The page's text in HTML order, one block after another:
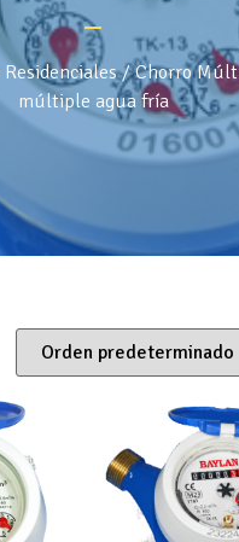
/Chorro
múltiple agua fría